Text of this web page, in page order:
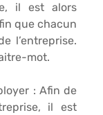
il est alors
que chacun
l’entreprise.
mot.
: Afin de
il est